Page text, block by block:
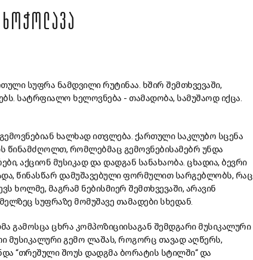
სუფრა ნამდვილი რუტინაა. ხშირ შემთხვევაში,
სატრფიალო ხელოვნება - თამადობა, სამუშაოდ იქცა.
ხალხად ითვლება. ქართული საკლუბო სცენა
წინამძღოლთ, რომლებმაც გემოვნებისამებრ უნდა
აქციონ მუსიკად და დადგან სანახაობა. ცხადია, ბევრი
წინასწარ დამუშავებული ფორმულით სარგებლობს, რაც
მაგრამ ნებისმიერ შემთხვევაში, არავინ
სუფრაზე მომუშავე თამადები სხედან.
გამოსცა ცხრა კომპოზიციისაგან შემდგარი მუსიკალური
მუსიკალური გემო ლაშას, როგორც თავად აღწერს,
“თრეშული შოუს დადგმა ბორატის სტილში“ და